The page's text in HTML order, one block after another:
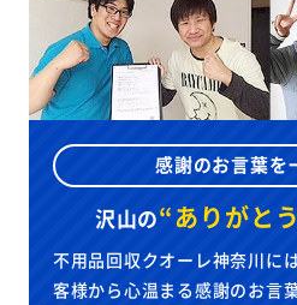
感謝のお言葉を
沢山の“ありがと
不用品回収クオーレ神奈川に
客様から心温まる感謝のお言